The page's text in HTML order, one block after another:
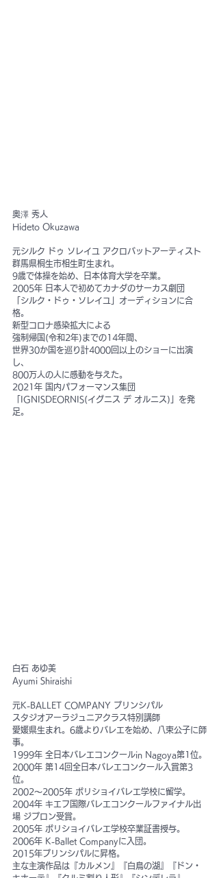
奥澤 秀人
Hideto Okuzawa
元シルク ドゥ ソレイユ アクロバットアーティスト
群馬県桐生市相生町生まれ。
9歳で体操を始め、日本体育大学を卒業。
2005年 日本人で初めてカナダのサーカス劇団
「シルク・ドゥ・ソレイユ」オーディションに合
格。
新型コロナ感染拡大による
強制帰国(令和2年)までの14年間、
世界30か国を巡り計4000回以上のショーに出演
し、
800万人の人に感動を与えた。
2021年 国内パフォーマンス集団
「IGNISDEORNIS(イグニス デ オルニス)」を発
足。
白石 あゆ美
Ayumi Shiraishi
元K-BALLET COMPANY プリンシパル
スタジオアーラジュニアクラス特別講師
愛媛県生まれ。6歳よりバレエを始め、八束公子に師
事。
1999年 全日本バレエコンクールin Nagoya第1位。
2000年 第14回全日本バレエコンクール入賞第3
位。
2002～2005年 ボリショイバレエ学校に留学。
2004年 キエフ国際バレエコンクールファイナル出
場 ジプロン受賞。
2005年 ボリショイバレエ学校卒業証書授与。
2006年 K-Ballet Companyに入団。
2015年プリンシパルに昇格。
主な主演作品は『カルメン』『白鳥の湖』『ドン・